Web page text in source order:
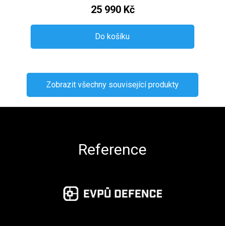
25 990 Kč
Do košíku
Zobrazit všechny související produkty
Reference